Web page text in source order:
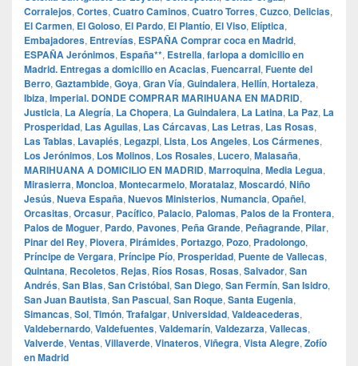
Corralejos, Cortes, Cuatro Caminos, Cuatro Torres, Cuzco, Delicias,
El Carmen, El Goloso, El Pardo, El Plantío, El Viso, Elíptica,
Embajadores, Entrevías, ESPAÑA Comprar coca en Madrid,
ESPAÑA Jerónimos, España**, Estrella, farlopa a domicilio en
Madrid. Entregas a domicilio en Acacias, Fuencarral, Fuente del
Berro, Gaztambide, Goya, Gran Vía, Guindalera, Hellín, Hortaleza,
Ibiza, Imperial. DONDE COMPRAR MARIHUANA EN MADRID,
Justicia, La Alegría, La Chopera, La Guindalera, La Latina, La Paz, La
Prosperidad, Las Aguilas, Las Cárcavas, Las Letras, Las Rosas,
Las Tablas, Lavapiés, Legazpi, Lista, Los Angeles, Los Cármenes,
Los Jerónimos, Los Molinos, Los Rosales, Lucero, Malasaña,
MARIHUANA A DOMICILIO EN MADRID, Marroquina, Media Legua,
Mirasierra, Moncloa, Montecarmelo, Moratalaz, Moscardó, Niño
Jesús, Nueva España, Nuevos Ministerios, Numancia, Opañel,
Orcasitas, Orcasur, Pacífico, Palacio, Palomas, Palos de la Frontera,
Palos de Moguer, Pardo, Pavones, Peña Grande, Peñagrande, Pilar,
Pinar del Rey, Piovera, Pirámides, Portazgo, Pozo, Pradolongo,
Príncipe de Vergara, Príncipe Pío, Prosperidad, Puente de Vallecas,
Quintana, Recoletos, Rejas, Ríos Rosas, Rosas, Salvador, San
Andrés, San Blas, San Cristóbal, San Diego, San Fermín, San Isidro,
San Juan Bautista, San Pascual, San Roque, Santa Eugenia,
Simancas, Sol, Timón, Trafalgar, Universidad, Valdeacederas,
Valdebernardo, Valdefuentes, Valdemarín, Valdezarza, Vallecas,
Valverde, Ventas, Villaverde, Vinateros, Viñegra, Vista Alegre, Zofío
en Madrid